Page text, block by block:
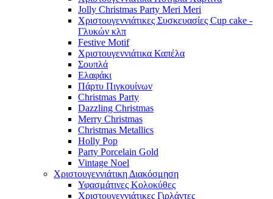
Jolly Christmas Party Meri Meri
Χριστουγεννιάτικες Συσκευασίες Cup cake -
Γλυκών κλπ
Festive Motif
Χριστουγεννιάτικα Καπέλα
Σουπλά
Ελαφάκι
Πάρτυ Πιγκουίνων
Christmas Party
Dazzling Christmas
Merry Christmas
Christmas Metallics
Holly Pop
Party Porcelain Gold
Vintage Noel
Χριστουγεννιάτικη Διακόσμηση
Υφασμάτινες Κολοκύθες
Χριστουγεννιάτικες Γιρλάντες